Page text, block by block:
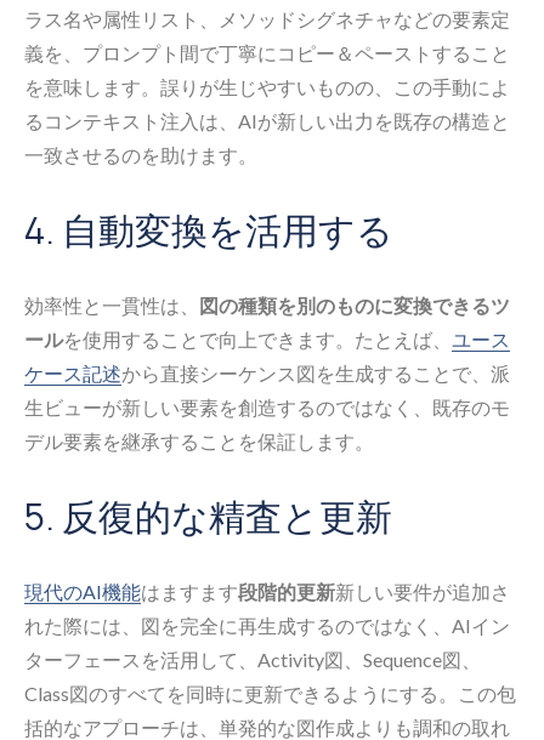
ラス名や属性リスト、メソッドシグネチャなどの要素定
義を、プロンプト間で丁寧にコピー＆ペーストすること
を意味します。誤りが生じやすいものの、この手動によ
るコンテキスト注入は、AIが新しい出力を既存の構造と
一致させるのを助けます。
4. 自動変換を活用する
効率性と一貫性は、 図の種類を別のものに変換できるツ
ールを使用することで向上できます。たとえば、 ユース
ケース記述から直接シーケンス図を生成することで、派
生ビューが新しい要素を創造するのではなく、既存のモ
デル要素を継承することを保証します。
5. 反復的な精査と更新
現代のAI機能はますます段階的更新新しい要件が追加さ
れた際には、図を完全に再生成するのではなく、AIイン
ターフェースを活用して、Activity図、Sequence図、
Class図のすべてを同時に更新できるようにする。この包
括的なアプローチは、単発的な図作成よりも調和の取れ